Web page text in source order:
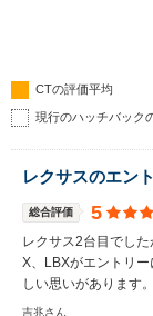
CTの評価平均
現行のハッチバック
レクサスのエン
総合評価 5
レクサス2台目でし
X、LBXがエントリ
しい思いがあります
吉兆さん